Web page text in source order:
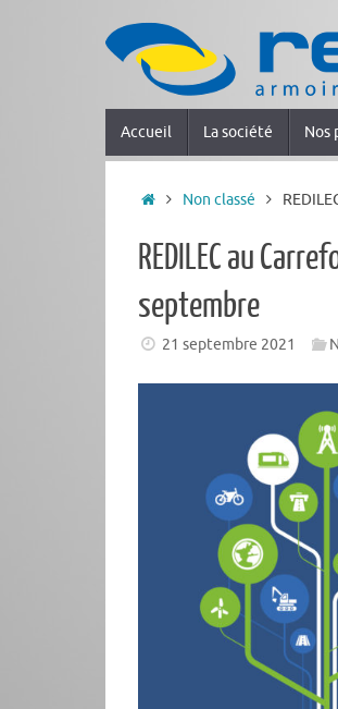
Accueil La société Nos
Non classé
REDILEC au
septembre
21 septembre 2021